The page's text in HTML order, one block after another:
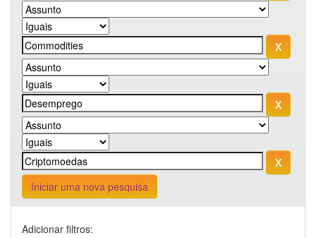
Iniciar uma nova pesquisa
Adicionar filtros: